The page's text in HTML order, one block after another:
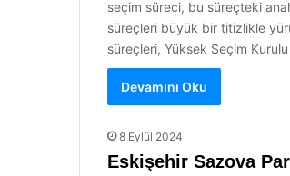
seçim süreci, bu süreçteki
süreçleri büyük bir titizlikle
süreçleri, Yüksek Seçim
Devamını Oku
8 Eylül 2024
Eskişehir Sazova